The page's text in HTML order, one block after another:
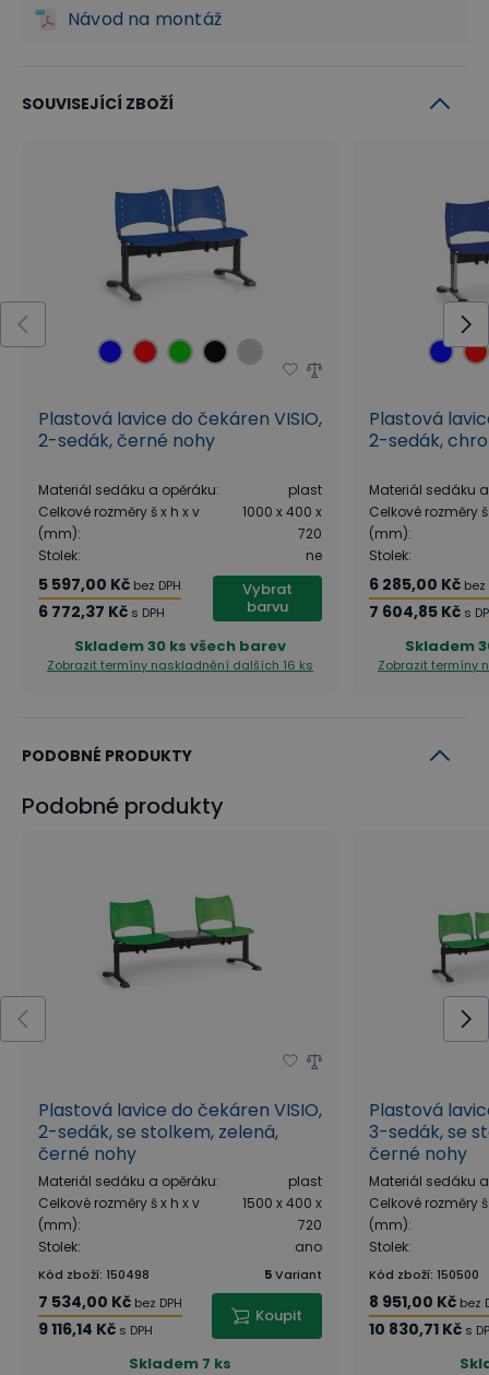
Návod na montáž
SOUVISEJÍCÍ ZBOŽÍ
Plastová lavice do čekáren VISIO,
2-sedák, černé nohy
Materiál sedáku a opěráku:
plast
Celkové rozměry š x h x v
(mm):
1000 x 400 x
720
Stolek: ne
5 597,00 Kč bez DPH
6 772,37 Kč s DPH
Vybrat
barvu
Skladem30 ks všech barev
Zobrazit termíny naskladnění dalších 16 ks
Plastová
2-sedák,
Materiál sedáku
Celkové rozměry
(mm):
Stolek:
6 285,00 Kč bez
7 604,85 Kč s
Skladem
Zobrazit termíny
PODOBNÉ PRODUKTY
Podobné produkty
Plastová lavice do čekáren VISIO,
2-sedák, se stolkem, zelená,
černé nohy
Materiál sedáku a opěráku:
plast
Celkové rozměry š x h x v
(mm):
1500 x 400 x
720
Stolek: ano
Kód zboží: 150498 5Variant
7 534,00 Kč bez DPH
9 116,14 Kč s DPH
Koupit
Skladem 7 ks
Plastová
3-sedák, se
černé nohy
Materiál sedáku
Celkové rozměry
(mm):
Stolek:
Kód zboží: 150500
8 951,00 Kč bez
10 830,71 Kč s